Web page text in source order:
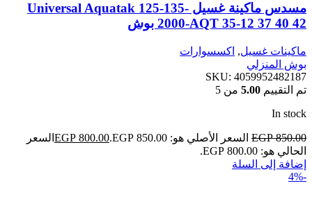
مسدس ماكينة غسيل Universal Aquatak 125-135-
2000-AQT 35-12 37 40 42 بوش
ماكينات غسيل, اكسسوارات
بوش المنزلي
SKU: 4059952482187
تم التقييم 5.00 من 5
In stock
EGP850.00 السعر الأصلي هو: EGP 850.00. EGP 800.00
السعر
الحالي هو: EGP 800.00.
إضافة إلى السلة
-4%